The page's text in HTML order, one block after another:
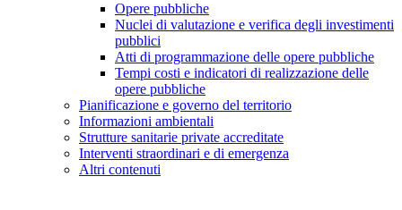
Opere pubbliche
Nuclei di valutazione e verifica degli investimenti
pubblici
Atti di programmazione delle opere pubbliche
Tempi costi e indicatori di realizzazione delle
opere pubbliche
Pianificazione e governo del territorio
Informazioni ambientali
Strutture sanitarie private accreditate
Interventi straordinari e di emergenza
Altri contenuti